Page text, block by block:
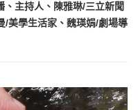
主持人、陳雅琳/三立新聞
/美學生活家、魏瑛娟/劇場導